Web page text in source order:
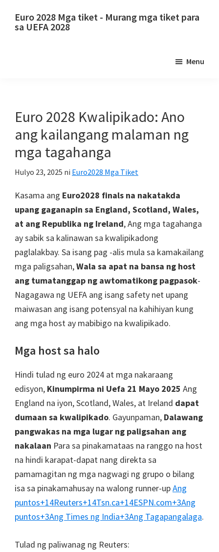
Euro 2028 Mga tiket - Murang mga tiket para
sa UEFA 2028
2028
UEFA
European
Football
Championship
Wembley
London,
Manchester,
Cardiff,
Villa
Park
Menu
Euro 2028 Kwalipikado: Ano
ang kailangang malaman ng
mga tagahanga
Hulyo 23, 2025 ni Euro2028 Mga Tiket
Kasama ang Euro2028 finals na nakatakda
upang gaganapin sa England, Scotland, Wales,
at ang Republika ng Ireland, Ang mga tagahanga
ay sabik sa kalinawan sa kwalipikadong
paglalakbay. Sa isang pag -alis mula sa kamakailang
mga paligsahan,Wala sa apat na bansa ng host
ang tumatanggap ng awtomatikong pagpasok-
Nagagawa ng UEFA ang isang safety net upang
maiwasan ang isang potensyal na kahihiyan kung
ang mga host ay mabibigo na kwalipikado.
Mga host sa halo
Hindi tulad ng euro 2024 at mga nakaraang
edisyon, Kinumpirma ni Uefa 21 Mayo 2025 Ang
England na iyon, Scotland, Wales, at Ireland dapat
dumaan sa kwalipikado. Gayunpaman, Dalawang
pangwakas na mga lugar ng paligsahan ang
nakalaan Para sa pinakamataas na ranggo na host
na hindi karapat-dapat nang direkta sa
pamamagitan ng mga nagwagi ng grupo o bilang
isa sa pinakamahusay na walong runner-upAng
puntos+14Reuters+14Tsn.ca+14ESPN.com+3Ang
puntos+3Ang Times ng India+3Ang Tagapangalaga.
Tulad ng paliwanag ng Reuters: